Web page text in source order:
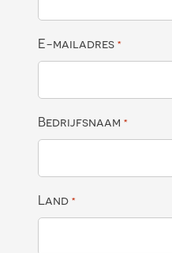
E-mailadres *
Bedrijfsnaam *
Land *